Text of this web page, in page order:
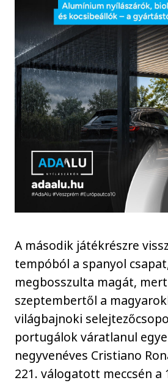
A második játékrészre
tempóból a spanyol
megbosszulta magát,
szeptembertől a
világbajnoki
portugálok váratlanul
negyvenéves Cristiano
221. válogatott meccsén a